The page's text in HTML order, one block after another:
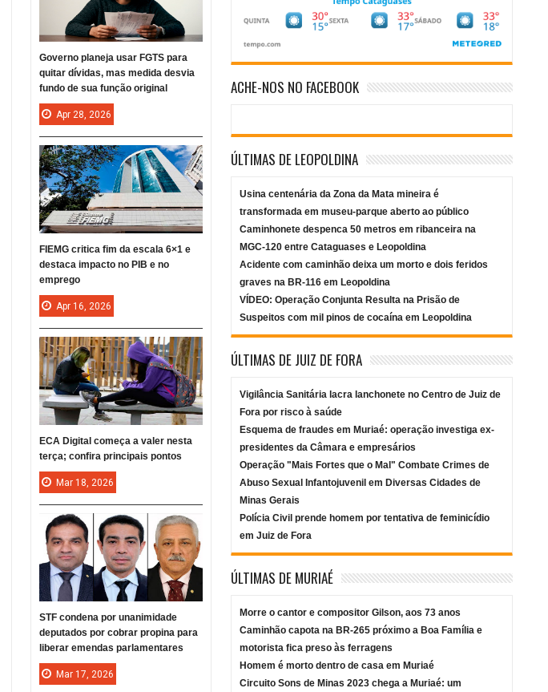
ACHE-NOS NO FACEBOOK
ÚLTIMAS DE LEOPOLDINA
Usina centenária da Zona da Mata mineira é
transformada em museu-parque aberto ao público
Caminhonete despenca 50 metros em ribanceira na
MGC-120 entre Cataguases e Leopoldina
Acidente com caminhão deixa um morto e dois feridos
graves na BR-116 em Leopoldina
VÍDEO: Operação Conjunta Resulta na Prisão de
Suspeitos com mil pinos de cocaína em Leopoldina
ÚLTIMAS DE JUIZ DE FORA
Vigilância Sanitária lacra lanchonete no Centro de Juiz de
Fora por risco à saúde
Esquema de fraudes em Muriaé: operação investiga ex-
presidentes da Câmara e empresários
Operação "Mais Fortes que o Mal" Combate Crimes de
Abuso Sexual Infantojuvenil em Diversas Cidades de
Minas Gerais
Polícia Civil prende homem por tentativa de feminicídio
em Juiz de Fora
ÚLTIMAS DE MURIAÉ
Morre o cantor e compositor Gilson, aos 73 anos
Caminhão capota na BR-265 próximo a Boa Família e
motorista fica preso às ferragens
Homem é morto dentro de casa em Muriaé
Circuito Sons de Minas 2023 chega a Muriaé: um
Governo planeja usar FGTS para
quitar dívidas, mas medida desvia
fundo de sua função original
Apr 28, 2026
FIEMG critica fim da escala 6×1 e
destaca impacto no PIB e no
emprego
Apr 16, 2026
ECA Digital começa a valer nesta
terça; confira principais pontos
Mar 18, 2026
STF condena por unanimidade
deputados por cobrar propina para
liberar emendas parlamentares
Mar 17, 2026